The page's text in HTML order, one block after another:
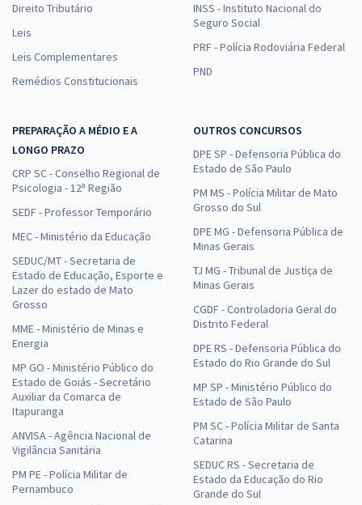
Direito Tributário
Leis
Leis Complementares
Remédios Constitucionais
INSS - Instituto Nacional do
Seguro Social
PRF - Polícia Rodoviária Federal
PND
PREPARAÇÃO A MÉDIO E A
LONGO PRAZO
CRP SC - Conselho Regional de
Psicologia - 12ª Região
SEDF - Professor Temporário
MEC - Ministério da Educação
SEDUC/MT - Secretaria de
Estado de Educação, Esporte e
Lazer do estado de Mato
Grosso
MME - Ministério de Minas e
Energia
MP GO - Ministério Público do
Estado de Goiás - Secretário
Auxiliar da Comarca de
Itapuranga
ANVISA - Agência Nacional de
Vigilância Sanitária
PM PE - Polícia Militar de
Pernambuco
OUTROS CONCURSOS
DPE SP - Defensoria Pública do
Estado de São Paulo
PM MS - Polícia Militar de Mato
Grosso do Sul
DPE MG - Defensoria Pública de
Minas Gerais
TJ MG - Tribunal de Justiça de
Minas Gerais
CGDF - Controladoria Geral do
Distrito Federal
DPE RS - Defensoria Pública do
Estado do Rio Grande do Sul
MP SP - Ministério Público do
Estado de São Paulo
PM SC - Polícia Militar de Santa
Catarina
SEDUC RS - Secretaria de
Estado da Educação do Rio
Grande do Sul